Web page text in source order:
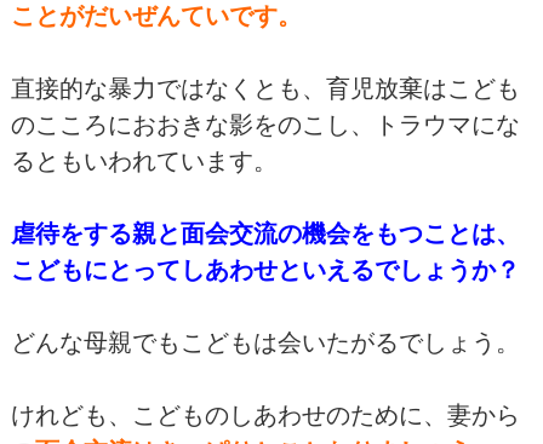
ことがだいぜんていです。
直接的な暴力ではなくとも、育児放棄はこども
のこころにおおきな影をのこし、トラウマにな
るともいわれています。
虐待をする親と面会交流の機会をもつことは、
こどもにとってしあわせといえるでしょうか？
どんな母親でもこどもは会いたがるでしょう。
けれども、こどものしあわせのために、妻から